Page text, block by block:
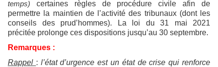
temps) certaines règles de procédure civile afin de
permettre la maintien de l’activité des tribunaux (dont les
conseils des prud’hommes). La loi du 31 mai 2021
précitée prolonge ces dispositions jusqu’au 30 septembre.
Remarques :
Rappel : l’état d’urgence est un état de crise qui renforce